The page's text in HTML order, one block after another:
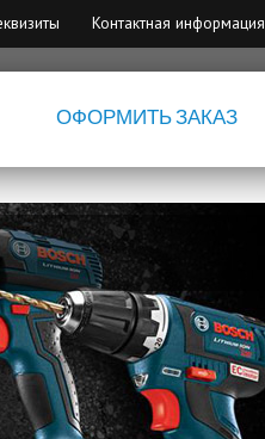
Контактная информация
ОФОРМИТЬ ЗАКАЗ